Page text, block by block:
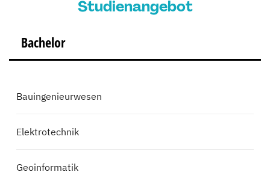
Studienangebot
Bachelor
Bauingenieurwesen
Elektrotechnik
Geoinformatik